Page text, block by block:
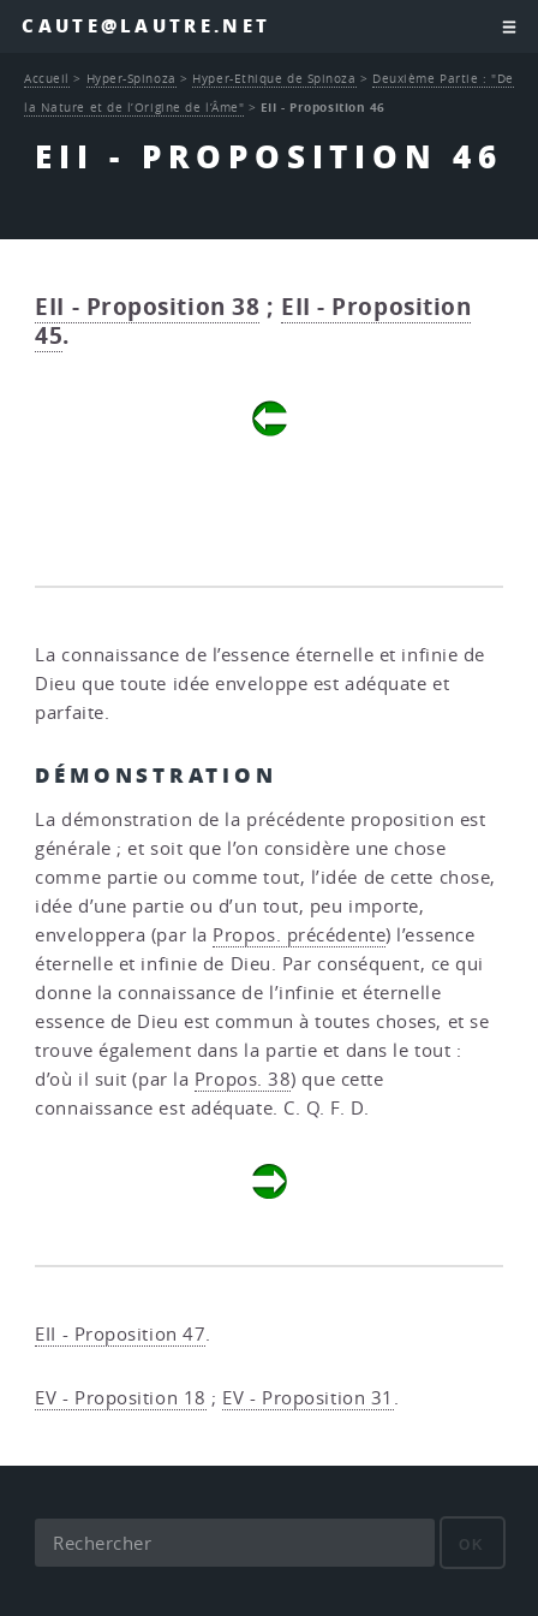
CAUTE@LAUTRE.NET
EII - PROPOSITION 46
Accueil > Hyper-Spinoza > Hyper-Ethique de Spinoza > Deuxième Partie : "De
la Nature et de l’Origine de l’Âme" > EII - Proposition 46
EII - Proposition 38 ; EII - Proposition
45.
La connaissance de l’essence éternelle et infinie de
Dieu que toute idée enveloppe est adéquate et
parfaite.
DÉMONSTRATION
La démonstration de la précédente proposition est
générale ; et soit que l’on considère une chose
comme partie ou comme tout, l’idée de cette chose,
idée d’une partie ou d’un tout, peu importe,
enveloppera (par la Propos. précédente) l’essence
éternelle et infinie de Dieu. Par conséquent, ce qui
donne la connaissance de l’infinie et éternelle
essence de Dieu est commun à toutes choses, et se
trouve également dans la partie et dans le tout :
d’où il suit (par la Propos. 38) que cette
connaissance est adéquate. C. Q. F. D.
EII - Proposition 47
EV - Proposition 18 ; EV - Proposition 31 .
OK